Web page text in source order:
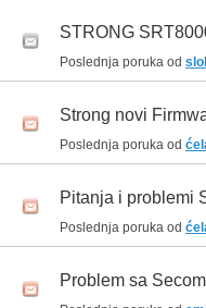
STRONG
Poslednja poruka od
Strong novi
Poslednja poruka od
Pitanja i problemi
Poslednja poruka od
Problem sa